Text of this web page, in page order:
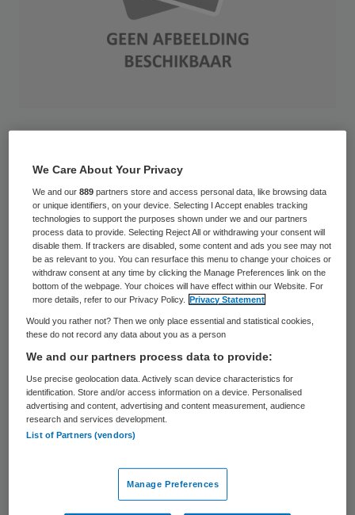
komende vijf jaar 5 miljoen euro bij aan de
ontwikkeling van nieuwe antibiotica. Die zijn
nodig om het groeiende probleem van
resistentie tegen te gaan. Fabrikanten zien
namelijk vaak geen goed verdienmodel in de
ontwikkeling van deze medicijnen.
Dat maakt het kabinet bekend tijdens de
internationale ministeriële conferentie over
antibioticaresistentie in Noordwijk op 19 en
20 juni.
Om resistentie te voorkomen, is het
markt komen. Voor farmaceuten is het
verdienmodel hiervan vaak niet interessant
We Care About Your Privacy
We and our889 partners store and access personal data, like browsing data
or unique identifiers, on your device. Selecting I Accept enables tracking
technologies to support the purposes shown under we and our partners
process data to provide. Selecting Reject All or withdrawing your consent will
disable them. If trackers are disabled, some content and ads you see may not
be as relevant to you. You can resurface this menu to change your choices or
withdraw consent at any time by clicking the Manage Preferences link on the
bottom of the webpage. Your choices will have effect within our Website. For
more details, refer to our Privacy Policy.
Privacy Statement
Would you rather not? Then we only place essential and statistical cookies,
these do not record any data about you as a person
We and our partners process data to provide:
Use precise geolocation data. Actively scan device characteristics for
identification. Store and/or access information on a device. Personalised
advertising and content, advertising and content measurement, audience
research and services development.
List of Partners (vendors)
Manage Preferences